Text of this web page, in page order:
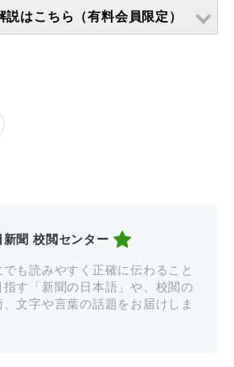
はこちら（有料会員限定）
新聞 校閲センター
でも読みやすく正確に伝わること
指す「新聞の日本語」や、校閲の
、文字や言葉の話題をお届けしま